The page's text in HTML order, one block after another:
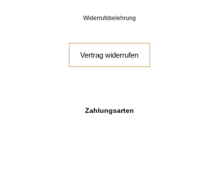
Widerrufsbelehrung
Vertrag widerrufen
Zahlungsarten